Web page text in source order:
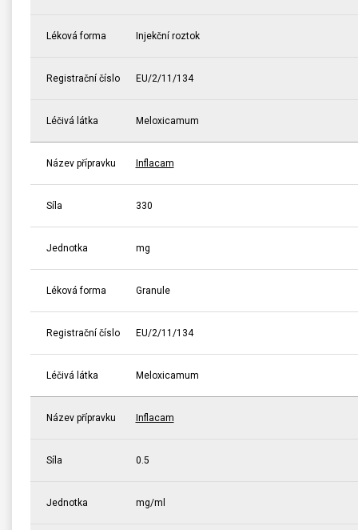
Léková forma Injekční roztok
Registrační číslo EU/2/11/134
Léčivá látka Meloxicamum
Název přípravku Inflacam
Síla 330
Jednotka mg
Léková forma Granule
Registrační číslo EU/2/11/134
Léčivá látka Meloxicamum
Název přípravku Inflacam
Síla 0.5
Jednotka mg/ml